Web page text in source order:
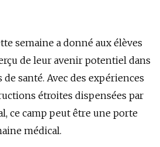
semaine a donné aux élèves
de leur avenir potentiel dans
santé. Avec des expériences
étroites dispensées par
ce camp peut être une porte
médical.